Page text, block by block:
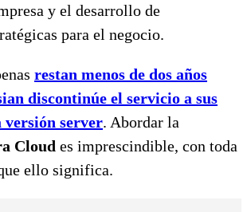
y el desarrollo de
para el negocio.
restan menos de dos años
discontinúe el servicio a sus
versión server. Abordar la
Cloud es imprescindible, con toda
ello significa.